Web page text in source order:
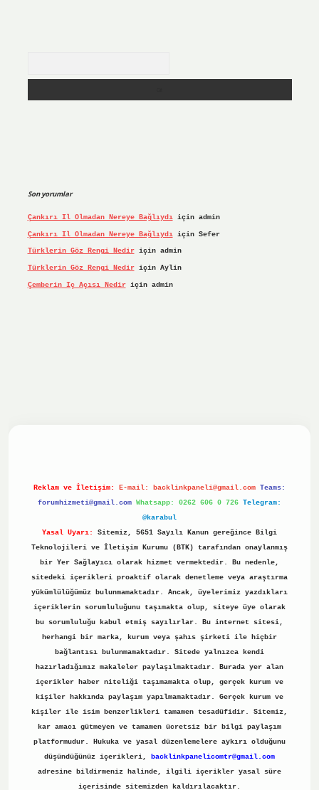
Son yorumlar
Çankırı Il Olmadan Nereye Bağlıydıiçin admin
Çankırı Il Olmadan Nereye Bağlıydıiçin Sefer
Türklerin Göz Rengi Nediriçin admin
Türklerin Göz Rengi Nediriçin Aylin
Çemberin Iç Açısı Nediriçin admin
Reklam ve İletişim: E-mail: backlinkpaneli@gmail.com Teams:
forumhizmeti@gmail.com Whatsapp: 0262 606 0 726 Telegram:
@karabul
Yasal Uyarı:
Sitemiz, 5651 Sayılı Kanun gereğince Bilgi
Teknolojileri ve İletişim Kurumu (BTK) tarafından onaylanmış
bir Yer Sağlayıcı olarak hizmet vermektedir. Bu nedenle,
sitedeki içerikleri proaktif olarak denetleme veya araştırma
yükümlülüğümüz bulunmamaktadır. Ancak, üyelerimiz yazdıkları
içeriklerin sorumluluğunu taşımakta olup, siteye üye olarak
bu sorumluluğu kabul etmiş sayılırlar. Bu internet sitesi,
herhangi bir marka, kurum veya şahıs şirketi ile hiçbir
bağlantısı bulunmamaktadır. Sitede yalnızca kendi
hazırladığımız makaleler paylaşılmaktadır. Burada yer alan
içerikler haber niteliği taşımamakta olup, gerçek kurum ve
kişiler hakkında paylaşım yapılmamaktadır. Gerçek kurum ve
kişiler ile isim benzerlikleri tamamen tesadüfidir. Sitemiz,
kar amacı gütmeyen ve tamamen ücretsiz bir bilgi paylaşım
platformudur. Hukuka ve yasal düzenlemelere aykırı olduğunu
düşündüğünüz içerikleri,
backlinkpanelicomtr@gmail.com
adresine bildirmeniz halinde, ilgili içerikler yasal süre
içerisinde sitemizden kaldırılacaktır.